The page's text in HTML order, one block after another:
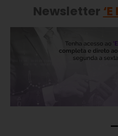
Newsletter
—